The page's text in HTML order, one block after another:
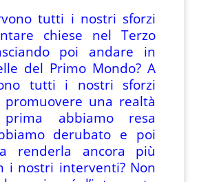
tutti i nostri sforzi
chiese nel Terzo
poi andare in
del Primo Mondo? A
tutti i nostri sforzi
promuovere una realtà
abbiamo resa
derubato e poi
renderla ancora più
i nostri interventi? Non